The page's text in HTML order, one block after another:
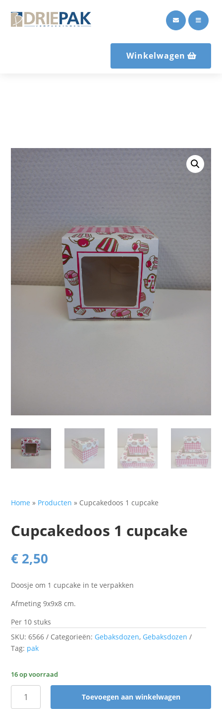
 
Winkelwagen
Home » Producten » Cupcakedoos 1 cupcake
Cupcakedoos 1 cupcake
€ 2,50
Doosje om 1 cupcake in te verpakken
Afmeting 9x9x8 cm.
Per 10 stuks
SKU:6566 Categorieën: Gebaksdozen, Gebaksdozen
Tag: pak
16 op voorraad
Cupcakedoos
Toevoegen aan winkelwagen